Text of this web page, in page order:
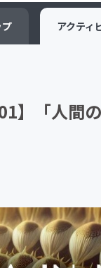
ャルグッド
プ アクティ
】「人間